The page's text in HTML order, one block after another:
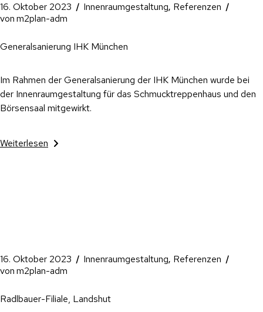
16. Oktober 2023 Innenraumgestaltung Referenzen
vonm2plan-adm
Generalsanierung IHK München
Im Rahmen der Generalsanierung der IHK München wurde bei
der Innenraumgestaltung für das Schmucktreppenhaus und den
Börsensaal mitgewirkt.
Weiterlesen
16. Oktober 2023 Innenraumgestaltung Referenzen
vonm2plan-adm
Radlbauer-Filiale, Landshut